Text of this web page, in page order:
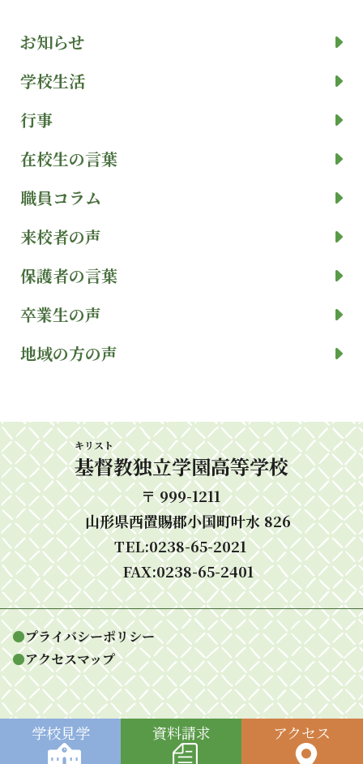
お知らせ
学校生活
行事
在校生の言葉
職員コラム
来校者の声
保護者の言葉
卒業生の声
地域の方の声
基督
キリスト
教独立学園高等学校
〒 999-1211
山形県西置賜郡小国町叶水 826
TEL:0238-65-2021
FAX:0238-65-2401
●プライバシーポリシー
●アクセスマップ
Copyright 2026 基督教独立学園高等学校 all rights reserved.
学校見学 資料請求 アクセス